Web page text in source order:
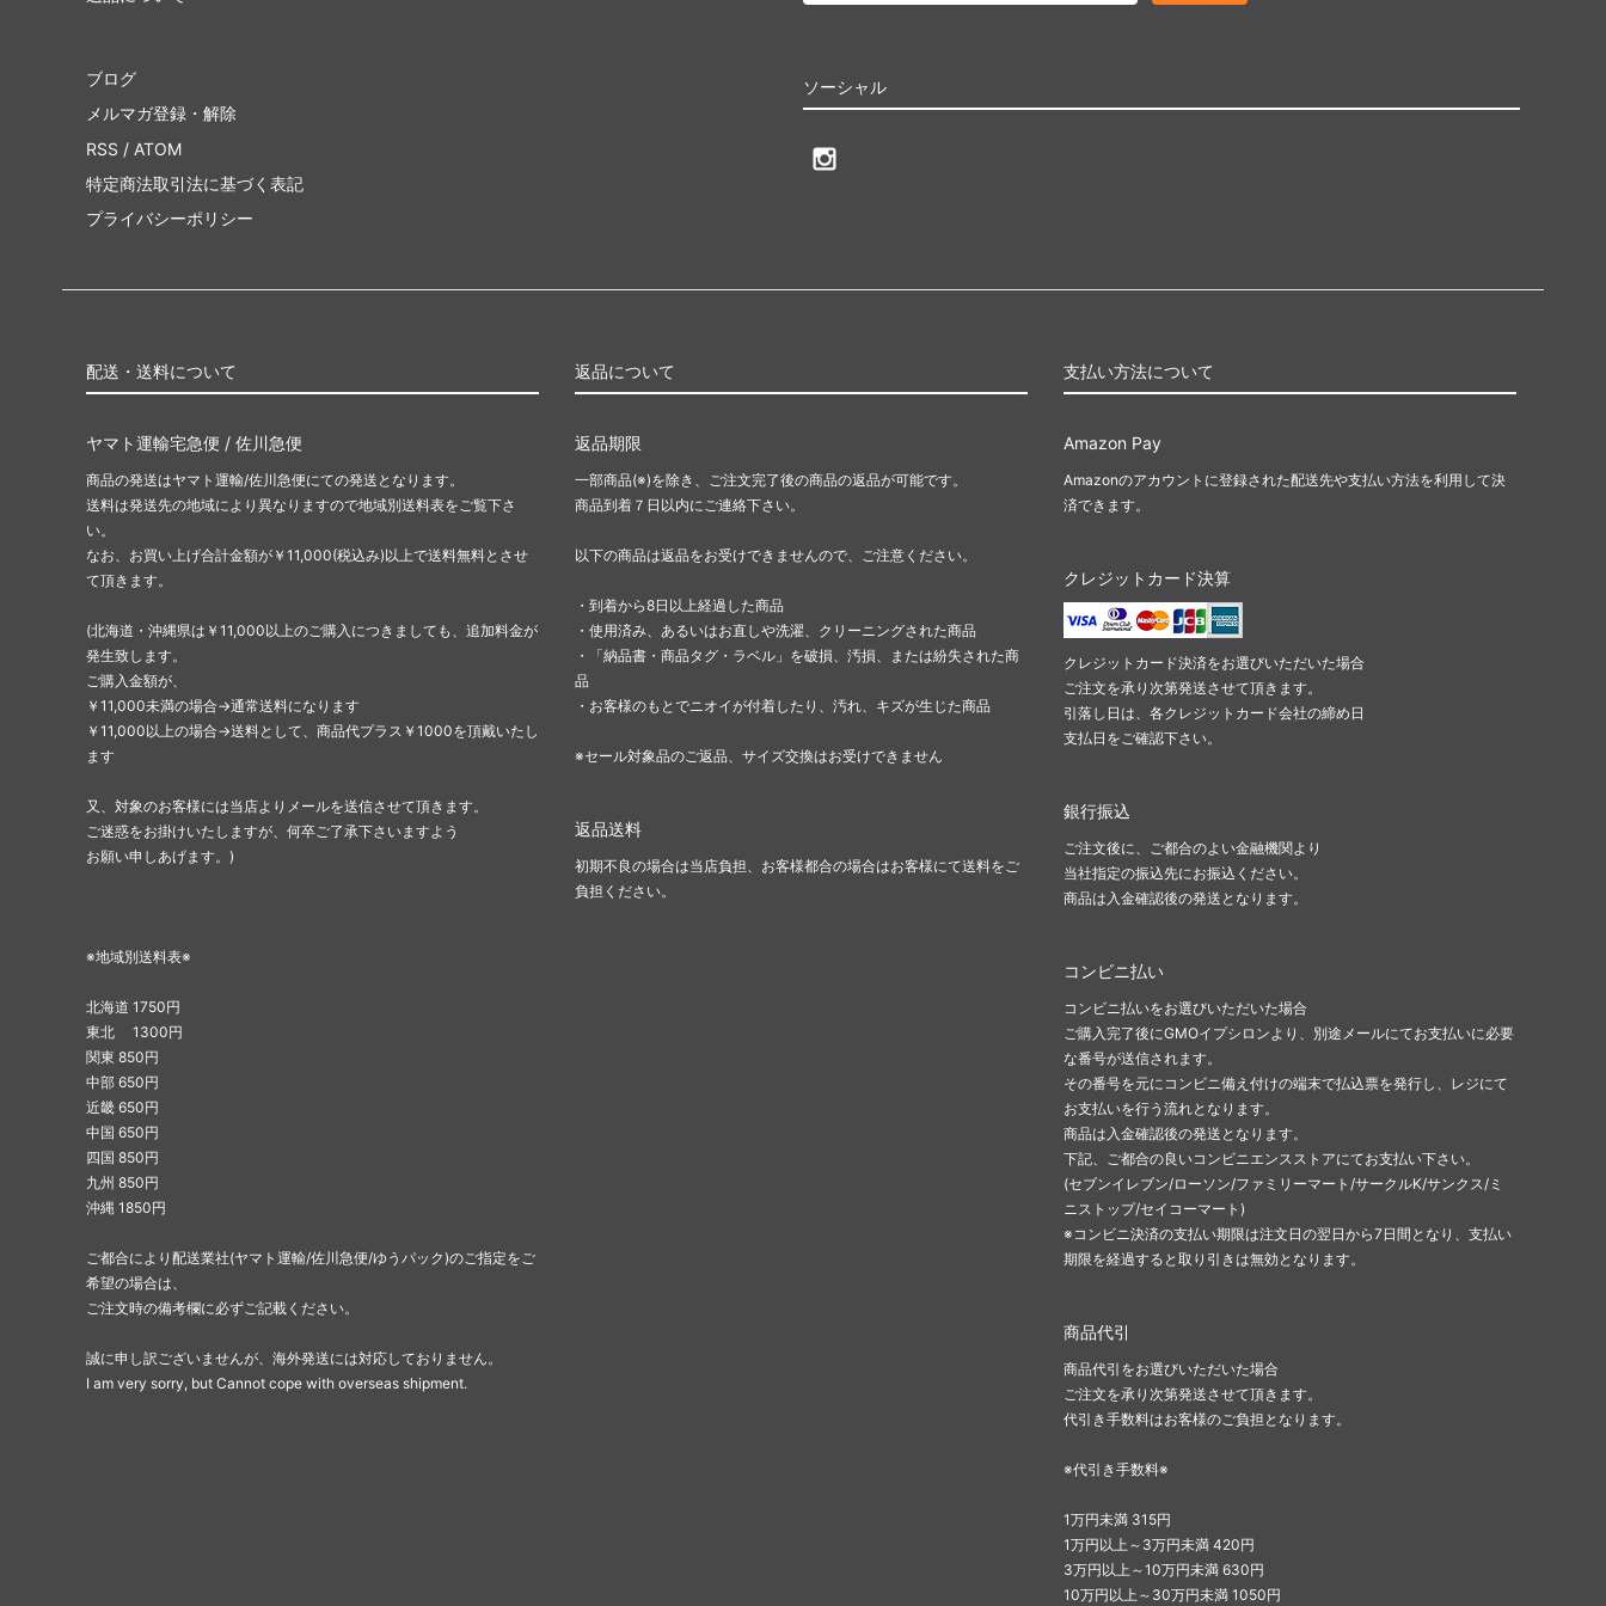
ソーシャル
ブログ
メルマガ登録・解除
RSS / ATOM
特定商法取引法に基づく表記
プライバシーポリシー
配送・送料について
ヤマト運輸宅急便 / 佐川急便
商品の発送はヤマト運輸/佐川急便にての発送となります。
送料は発送先の地域により異なりますので地域別送料表をご覧下さ
い。
なお、お買い上げ合計金額が￥11,000(税込み)以上で送料無料とさせ
て頂きます。
(北海道・沖縄県は￥11,000以上のご購入につきましても、追加料金が
発生致します。
ご購入金額が、
￥11,000未満の場合→通常送料になります
￥11,000以上の場合→送料として、商品代プラス￥1000を頂戴いたし
ます
又、対象のお客様には当店よりメールを送信させて頂きます。
ご迷惑をお掛けいたしますが、何卒ご了承下さいますよう
お願い申しあげます。)
※地域別送料表※
北海道 1750円
東北 1300円
関東 850円
中部 650円
近畿 650円
中国 650円
四国 850円
九州 850円
沖縄 1850円
ご都合により配送業社(ヤマト運輸/佐川急便/ゆうパック)のご指定をご
希望の場合は、
ご注文時の備考欄に必ずご記載ください。
誠に申し訳ございませんが、海外発送には対応しておりません。
I am very sorry, but Cannot cope with overseas shipment.
返品について
返品期限
一部商品(※)を除き、ご注文完了後の商品の返品が可能です。
商品到着７日以内にご連絡下さい。
以下の商品は返品をお受けできませんので、ご注意ください。
・到着から8日以上経過した商品
・使用済み、あるいはお直しや洗濯、クリーニングされた商品
・「納品書・商品タグ・ラベル」を破損、汚損、または紛失された商
品
・お客様のもとでニオイが付着したり、汚れ、キズが生じた商品
※セール対象品のご返品、サイズ交換はお受けできません
返品送料
初期不良の場合は当店負担、お客様都合の場合はお客様にて送料をご
負担ください。
支払い方法について
Amazon Pay
Amazonのアカウントに登録された配送先や支払い方法を利用して決
済できます。
クレジットカード決算
クレジットカード決済をお選びいただいた場合
ご注文を承り次第発送させて頂きます。
引落し日は、各クレジットカード会社の締め日
支払日をご確認下さい。
銀行振込
ご注文後に、ご都合のよい金融機関より
当社指定の振込先にお振込ください。
商品は入金確認後の発送となります。
コンビニ払い
コンビニ払いをお選びいただいた場合
ご購入完了後にGMOイプシロンより、別途メールにてお支払いに必要
な番号が送信されます。
その番号を元にコンビニ備え付けの端末で払込票を発行し、レジにて
お支払いを行う流れとなります。
商品は入金確認後の発送となります。
下記、ご都合の良いコンビニエンスストアにてお支払い下さい。
(セブンイレブン/ローソン/ファミリーマート/サークルK/サンクス/ミ
ニストップ/セイコーマート)
※コンビニ決済の支払い期限は注文日の翌日から7日間となり、支払い
期限を経過すると取り引きは無効となります。
商品代引
商品代引をお選びいただいた場合
ご注文を承り次第発送させて頂きます。
代引き手数料はお客様のご負担となります。
※代引き手数料※
1万円未満 315円
1万円以上～3万円未満 420円
3万円以上～10万円未満 630円
10万円以上～30万円未満 1050円